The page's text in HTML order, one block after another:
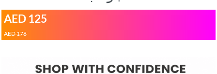
AED 125
AED 178